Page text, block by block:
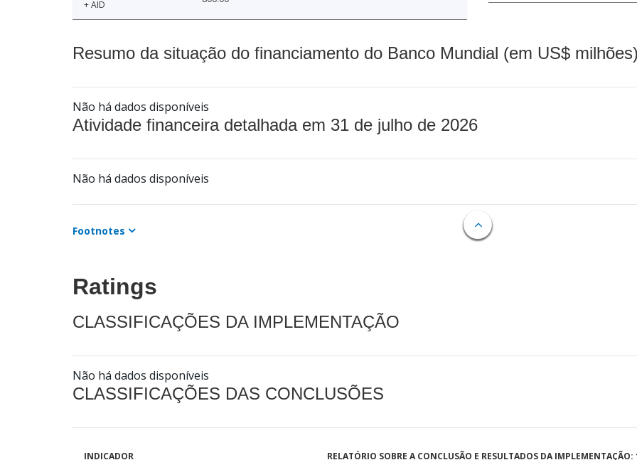
+ AID
Resumo da situação do financiamento do Banco Mundial (em US$
Não há dados disponíveis
Atividade financeira detalhada em 31 de julho de 2026
Não há dados disponíveis
Footnotes
Ratings
CLASSIFICAÇÕES DA IMPLEMENTAÇÃO
Não há dados disponíveis
CLASSIFICAÇÕES DAS CONCLUSÕES
INDICADOR RELATÓRIO SOBRE A CONCLUSÃO E RESULTADOS DA